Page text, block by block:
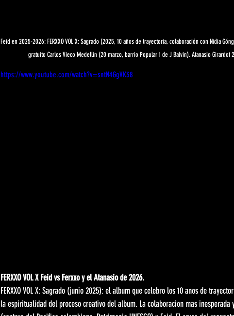
Feid en 2025-2026: FERXXO VOL X: Sagrado (2025, 10 años de trayectoria, colaboración con Nidia
gratuito Carlos Vieco Medellín (20 marzo, barrio Popular 1 de J Balvin). Atanasio Girardot
https://www.youtube.com/watch?v=sntN4GgVK38
FERXXO VOL X Feid vs Ferxxo y el Atanasio de 2026.
FERXXO VOL X: Sagrado (junio 2025): el album que celebro los 10 anos de
la espiritualidad del proceso creativo del album. La colaboracion mas inesperada